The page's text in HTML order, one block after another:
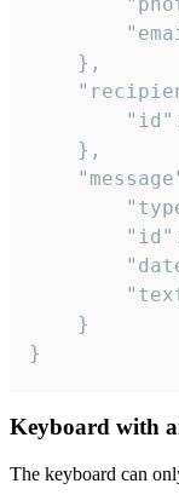
}
Keyboard with
The keyboard can